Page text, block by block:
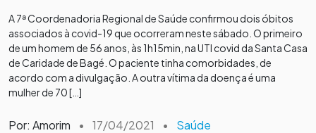
A 7ª Coordenadoria Regional de Saúde confirmou dois óbitos
associados à covid-19 que ocorreram neste sábado. O primeiro
de um homem de 56 anos, às 1h15min, na UTI covid da Santa Casa
de Caridade de Bagé. O paciente tinha comorbidades, de
acordo com a divulgação. A outra vítima da doença é uma
mulher de 70 […]
Por: Amorim • 17/04/2021 • Saúde